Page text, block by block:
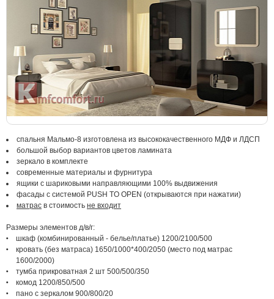
спальня Мальмо-8 изготовлена из высококачественного МДФ и ЛДСП
большой выбор вариантов цветов ламината
зеркало в комплекте
современные материалы и фурнитура
ящики с шариковыми направляющими 100% выдвижения
фасады с системой PUSH TO OPEN (открываются при нажатии)
матрас в стоимость не входит
Размеры элементов д/в/г:
шкаф (комбинированный - белье/платье) 1200/2100/500
кровать (без матраса) 1650/1000*400/2050 (место под матрас
1600/2000)
тумба прикроватная 2 шт 500/500/350
комод 1200/850/500
пано с зеркалом 900/800/20